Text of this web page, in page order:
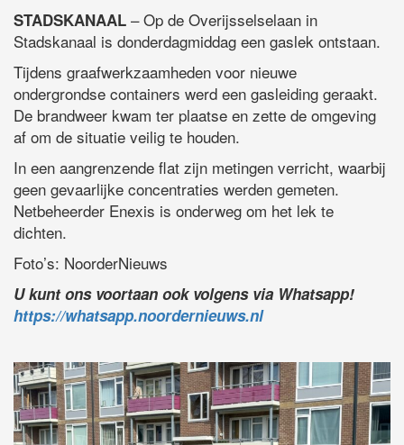
STADSKANAAL – Op de Overijsselselaan in
Stadskanaal is donderdagmiddag een gaslek ontstaan.
Tijdens graafwerkzaamheden voor nieuwe
ondergrondse containers werd een gasleiding geraakt.
De brandweer kwam ter plaatse en zette de omgeving
af om de situatie veilig te houden.
In een aangrenzende flat zijn metingen verricht, waarbij
geen gevaarlijke concentraties werden gemeten.
Netbeheerder Enexis is onderweg om het lek te
dichten.
Foto’s: NoorderNieuws
U kunt ons voortaan ook volgens via Whatsapp!
https://whatsapp.noordernieuws.nl